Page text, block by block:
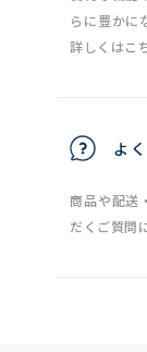
らに豊かに
詳しくはこ
よ
商品や配送
だくご質問